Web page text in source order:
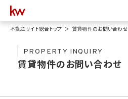
不動産サイト総合トップ 賃貸物件のお問い合わせ
PROPERTY INQUIRY
賃貸物件のお問い合わせ